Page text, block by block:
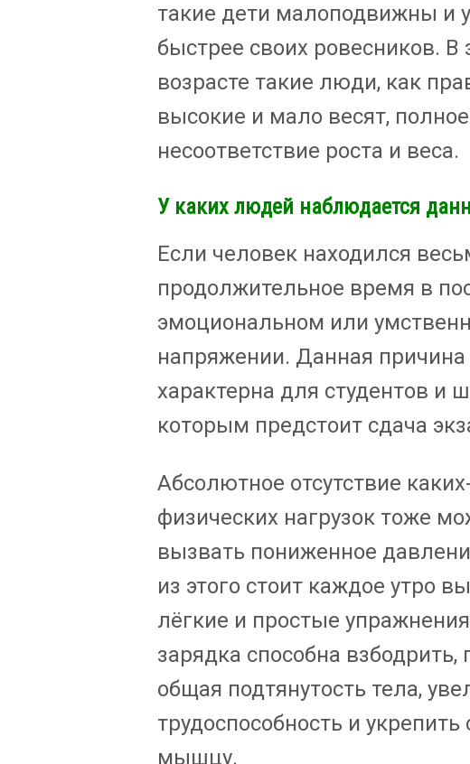
такие дети малоподвижны и
быстрее своих ровесников. В
возрасте такие люди, как
высокие и мало весят, полное
несоответствие роста и веса.
У каких людей наблюдается
Если человек находился
продолжительное время в
эмоциональном или
напряжении. Данная причина
характерна для студентов и
которым предстоит сдача
Абсолютное отсутствие
физических нагрузок тоже
вызвать пониженное
из этого стоит каждое утро
лёгкие и простые
зарядка способна взбодрить,
общая подтянутость тела,
трудоспособность и
мышцу.